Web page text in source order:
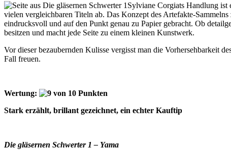
Sylviane Corgiats Handlung ist
vielen vergleichbaren Titeln ab. Das Konzept des Artefakte-
eindrucksvoll und auf den Punkt genau zu Papier gebracht. Ob
besitzen und macht jede Seite zu einem kleinen Kunstwerk.
Vor dieser bezaubernden Kulisse vergisst man die Vorhersehbarkeit
Fall freuen.
Wertung:
Stark erzählt, brillant gezeichnet, ein echter Kauftip
Die gläsernen Schwerter 1 – Yama